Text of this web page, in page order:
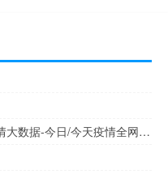
2023年10月19日河北省唐山市疫情大数据-今日/今天疫情全网搜索最新实时消息动态情况通知播报